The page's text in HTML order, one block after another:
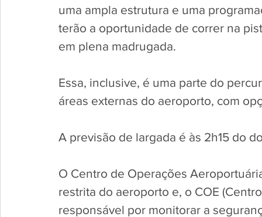
uma ampla estrutura e uma
terão a oportunidade de correr na
em plena madrugada.
Essa, inclusive, é uma parte do
áreas externas do aeroporto, com
A previsão de largada é às 2h15 do
O Centro de Operações
restrita do aeroporto e, o COE
responsável por monitorar a